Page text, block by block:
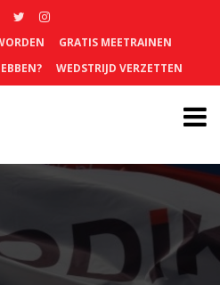
GRATIS MEETRAINEN
WEDSTRIJD VERZETTEN